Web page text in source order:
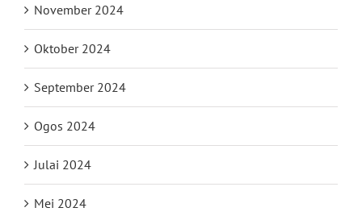
November 2024
Oktober 2024
September 2024
Ogos 2024
Julai 2024
Mei 2024